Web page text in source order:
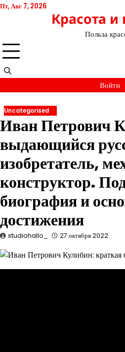
Перейти
Пт, Авг 7, 2026
Красота и
Польза
Войти
Uncategorised
Иван Петрович
выдающийся
изобретатель,
конструктор.
биография и
достижения
studiohallo_ 27 октября 2022